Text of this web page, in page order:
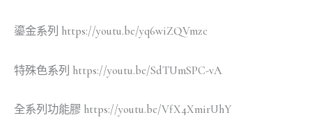
鎏金系列 https://youtu.be/yq6wiZQVmzc
特殊色系列 https://youtu.be/SdTUmSPC-vA
全系列功能膠 https://youtu.be/VfX4XmirUhY